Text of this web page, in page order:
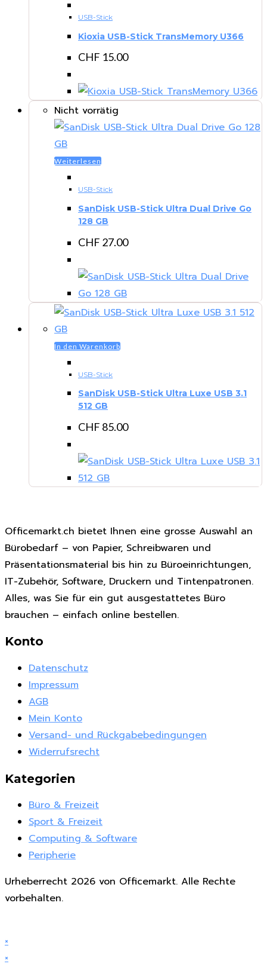
USB-Stick
Kioxia USB-Stick TransMemory U366
CHF 15.00
Nicht vorrätig
Weiterlesen
USB-Stick
SanDisk USB-Stick Ultra Dual Drive Go
128 GB
CHF 27.00
In den Warenkorb
USB-Stick
SanDisk USB-Stick Ultra Luxe USB 3.1
512 GB
CHF 85.00
Officemarkt.ch bietet Ihnen eine grosse Auswahl an
Bürobedarf – von Papier, Schreibwaren und
Präsentationsmaterial bis hin zu Büroeinrichtungen,
IT-Zubehör, Software, Druckern und Tintenpatronen.
Alles, was Sie für ein gut ausgestattetes Büro
brauchen – einfach online bestellen.
Konto
Datenschutz
Impressum
AGB
Mein Konto
Versand- und Rückgabebedingungen
Widerrufsrecht
Kategorien
Büro & Freizeit
Sport & Freizeit
Computing & Software
Peripherie
Urheberrecht 2026 von Officemarkt. Alle Rechte
vorbehalten.
×
×